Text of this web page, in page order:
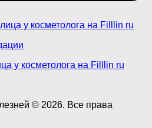
у косметолога на Filllin ru
© 2026. Все права